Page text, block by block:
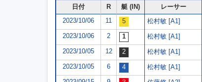
日付 R 艇 (IN) レーサー
2023/10/06
11 松村敏 [A1]
2023/10/06 2 松村敏 [A1]
2023/10/05 12 松村敏 [A1]
2023/10/05 6 松村敏 [A1]